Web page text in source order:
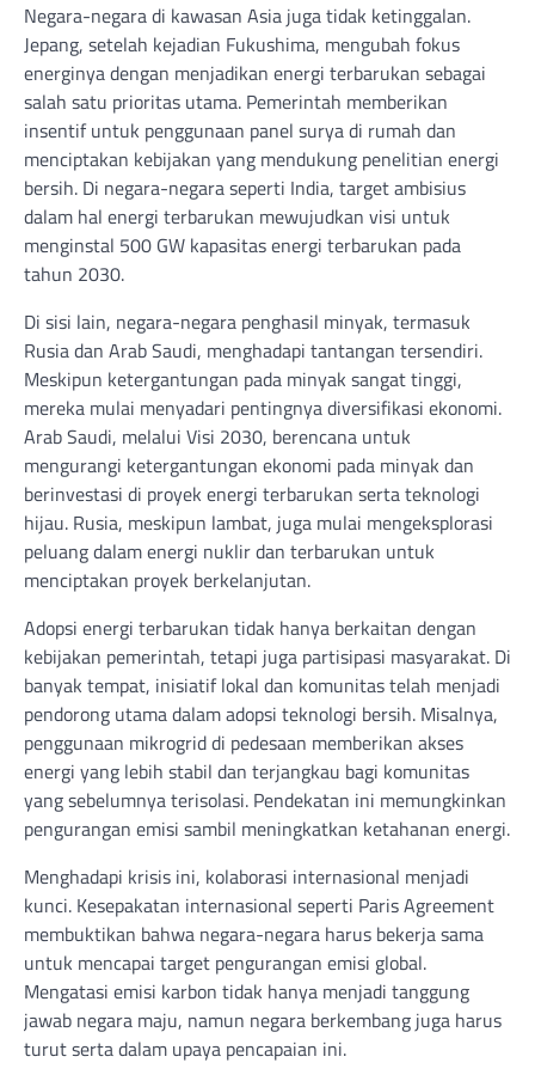
Negara-negara di kawasan Asia juga tidak ketinggalan.
Jepang, setelah kejadian Fukushima, mengubah fokus
energinya dengan menjadikan energi terbarukan sebagai
salah satu prioritas utama. Pemerintah memberikan
insentif untuk penggunaan panel surya di rumah dan
menciptakan kebijakan yang mendukung penelitian energi
bersih. Di negara-negara seperti India, target ambisius
dalam hal energi terbarukan mewujudkan visi untuk
menginstal 500 GW kapasitas energi terbarukan pada
tahun 2030.
Di sisi lain, negara-negara penghasil minyak, termasuk
Rusia dan Arab Saudi, menghadapi tantangan tersendiri.
Meskipun ketergantungan pada minyak sangat tinggi,
mereka mulai menyadari pentingnya diversifikasi ekonomi.
Arab Saudi, melalui Visi 2030, berencana untuk
mengurangi ketergantungan ekonomi pada minyak dan
berinvestasi di proyek energi terbarukan serta teknologi
hijau. Rusia, meskipun lambat, juga mulai mengeksplorasi
peluang dalam energi nuklir dan terbarukan untuk
menciptakan proyek berkelanjutan.
Adopsi energi terbarukan tidak hanya berkaitan dengan
kebijakan pemerintah, tetapi juga partisipasi masyarakat. Di
banyak tempat, inisiatif lokal dan komunitas telah menjadi
pendorong utama dalam adopsi teknologi bersih. Misalnya,
penggunaan mikrogrid di pedesaan memberikan akses
energi yang lebih stabil dan terjangkau bagi komunitas
yang sebelumnya terisolasi. Pendekatan ini memungkinkan
pengurangan emisi sambil meningkatkan ketahanan energi.
Menghadapi krisis ini, kolaborasi internasional menjadi
kunci. Kesepakatan internasional seperti Paris Agreement
membuktikan bahwa negara-negara harus bekerja sama
untuk mencapai target pengurangan emisi global.
Mengatasi emisi karbon tidak hanya menjadi tanggung
jawab negara maju, namun negara berkembang juga harus
turut serta dalam upaya pencapaian ini.